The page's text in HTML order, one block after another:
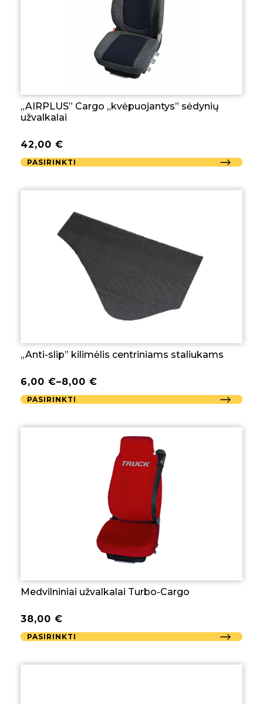
„AIRPLUS” Cargo „kvėpuojantys” sėdynių
užvalkalai
42,00 €
PASIRINKTI
„Anti-slip” kilimėlis centriniams staliukams
6,00 €–8,00 €
PASIRINKTI
Medvilniniai užvalkalai Turbo-Cargo
38,00 €
PASIRINKTI